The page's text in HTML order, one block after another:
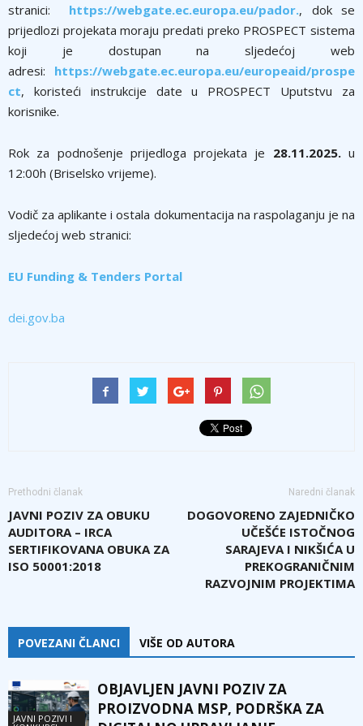
stranici:
https://webgate.ec.europa.eu/pador., dok se
prijedlozi projekata moraju predati preko PROSPECT sistema
koji je dostupan na sljedećoj web
adresi: https://webgate.ec.europa.eu/europeaid/prospe
ct, koristeći instrukcije date u PROSPECT Uputstvu za
korisnike.
Rok za podnošenje prijedloga projekata je 28.11.2025.u
12:00h (Briselsko vrijeme).
Vodič za aplikante i ostala dokumentacija na raspolaganju je na
sljedećoj web stranici:
EU Funding & Tenders Portal
dei.gov.ba
Prethodni članak
JAVNI POZIV ZA OBUKU
AUDITORA – IRCA
SERTIFIKOVANA OBUKA ZA
ISO 50001:2018
Naredni članak
DOGOVORENO ZAJEDNIČKO
UČEŠĆE ISTOČNOG
SARAJEVA I NIKŠIĆA U
PREKOGRANIČNIM
RAZVOJNIM PROJEKTIMA
POVEZANI ČLANCI VIŠE OD AUTORA
JAVNI POZIVI I
OBJAVLJEN JAVNI POZIV ZA
PROIZVODNA MSP, PODRŠKA ZA